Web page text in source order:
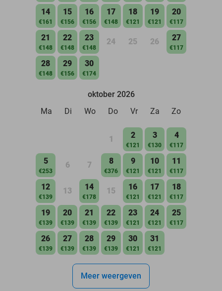
14
€161
15
€156
16
€156
17
€148
18
€121
19
€121
20
€117
21
€148
22
€148
23
€148
24 25 26 27
€117
28
€148
29
€156
30
€174
oktober 2026
Ma
Di Wo Do Vr Za Zo
1 2
€121
3
€130
4
€117
5
€253
6 7 8
€376
9
€121
10
€121
11
€117
12
€139
13 14
€178
15 16
€121
17
€121
18
€117
19
€139
20
€139
21
€139
22
€139
23
€121
24
€121
25
€117
26
€139
27
€139
28
€139
29
€139
30
€121
31
€121
Meer weergeven